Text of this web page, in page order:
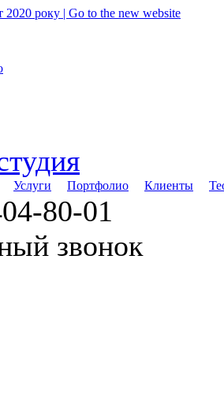
року | Go to the new website
Услуги Портфолио Клиенты
80-01
звонок